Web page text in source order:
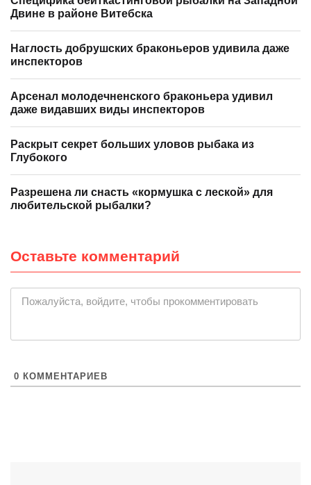
Двине в районе Витебска
Наглость добрушских браконьеров удивила даже
инспекторов
Арсенал молодечненского браконьера удивил
даже видавших виды инспекторов
Раскрыт секрет больших уловов рыбака из
Глубокого
Разрешена ли снасть «кормушка с леской» для
любительской рыбалки?
Оставьте комментарий
Пожалуйста, войдите, чтобы прокомментировать
0 КОММЕНТАРИЕВ